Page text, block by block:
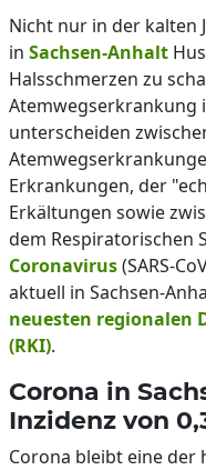
Nicht nur in der kalten
in Sachsen-Anhalt
Halsschmerzen zu
Atemwegserkrankung
unterscheiden
Erkrankungen, der
Erkältungen sowie
dem Respiratorischen
Coronavirus(SARS-
aktuell in Sachsen-
neuesten regionalen
(RKI).
Corona in
Inzidenz von
Corona bleibt eine der